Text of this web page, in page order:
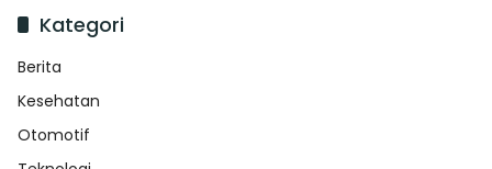
Kategori
Berita
Kesehatan
Otomotif